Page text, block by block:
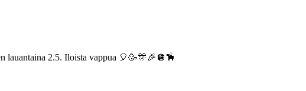
lauantaina 2.5. Iloista vappua 🎈🥳🎊🎉🪩🪅